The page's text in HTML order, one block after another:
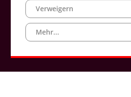
Datenschutz
Verweigern
Mehr...